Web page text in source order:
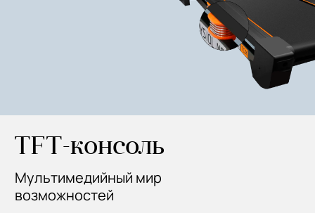
TFT-консоль
Мультимедийный мир
возможностей